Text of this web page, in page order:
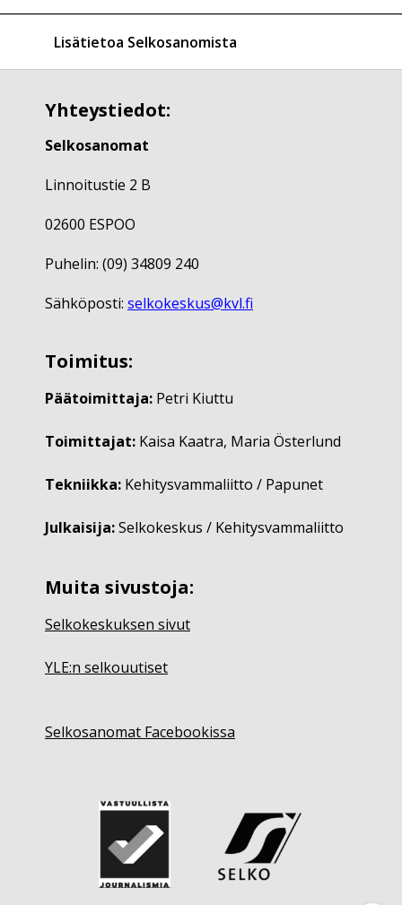
Lisätietoa Selkosanomista
Yhteystiedot:
Selkosanomat
Linnoitustie 2 B
02600 ESPOO
Puhelin: (09) 34809 240
Sähköposti: selkokeskus@kvl.fi
Toimitus:
Päätoimittaja: Petri Kiuttu
Toimittajat: Kaisa Kaatra, Maria Österlund
Tekniikka: Kehitysvammaliitto / Papunet
Julkaisija:Selkokeskus / Kehitysvammaliitto
Muita sivustoja:
Selkokeskuksen sivut
YLE:n selkouutiset
Selkosanomat Facebookissa